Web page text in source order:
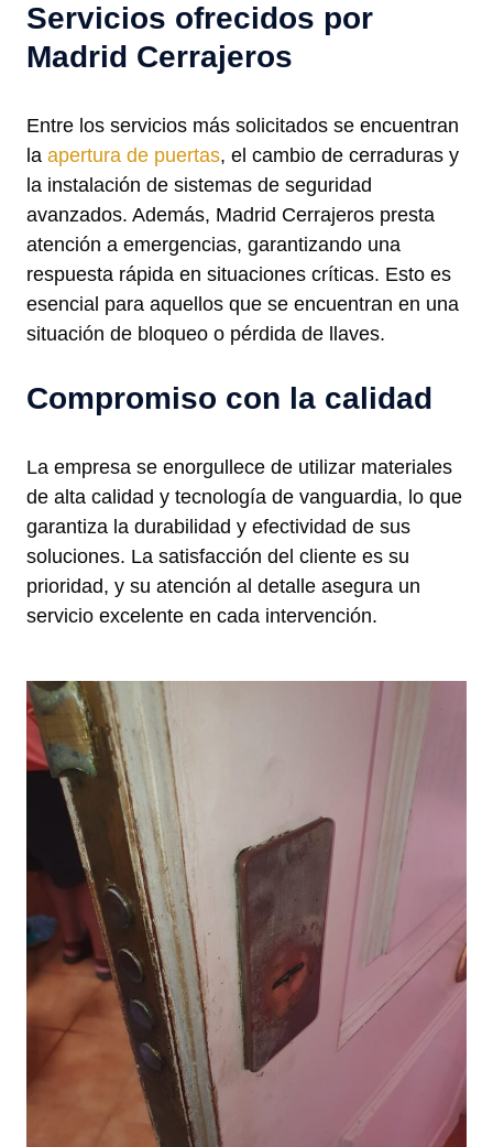
Servicios ofrecidos por
Madrid Cerrajeros
Entre los servicios más solicitados se encuentran
la apertura de puertas, el cambio de cerraduras y
la instalación de sistemas de seguridad
avanzados. Además, Madrid Cerrajeros presta
atención a emergencias, garantizando una
respuesta rápida en situaciones críticas. Esto es
esencial para aquellos que se encuentran en una
situación de bloqueo o pérdida de llaves.
Compromiso con la calidad
La empresa se enorgullece de utilizar materiales
de alta calidad y tecnología de vanguardia, lo que
garantiza la durabilidad y efectividad de sus
soluciones. La satisfacción del cliente es su
prioridad, y su atención al detalle asegura un
servicio excelente en cada intervención.